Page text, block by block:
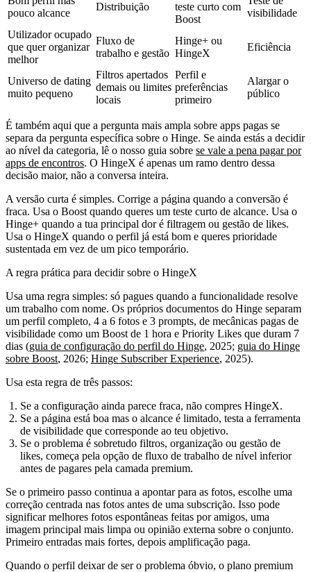
pouco alcance
Distribuição
teste curto com
Boost
visibilidade
Utilizador ocupado
que quer organizar
melhor
Fluxo de
trabalho e gestão
Hinge+ ou
HingeX
Eficiência
Universo de dating
muito pequeno
Filtros apertados
demais ou limites
locais
Perfil e
preferências
primeiro
Alargar o
público
É também aqui que a pergunta mais ampla sobre apps pagas se
separa da pergunta específica sobre o Hinge. Se ainda estás a decidir
ao nível da categoria, lê o nosso guia sobre se vale a pena pagar por
apps de encontros. O HingeX é apenas um ramo dentro dessa
decisão maior, não a conversa inteira.
A versão curta é simples. Corrige a página quando a conversão é
fraca. Usa o Boost quando queres um teste curto de alcance. Usa o
Hinge+ quando a tua principal dor é filtragem ou gestão de likes.
Usa o HingeX quando o perfil já está bom e queres prioridade
sustentada em vez de um pico temporário.
A regra prática para decidir sobre o HingeX
Usa uma regra simples: só pagues quando a funcionalidade resolve
um trabalho com nome. Os próprios documentos do Hinge separam
um perfil completo, 4 a 6 fotos e 3 prompts, de mecânicas pagas de
visibilidade como um Boost de 1 hora e Priority Likes que duram 7
dias (guia de configuração do perfil do Hinge, 2025; guia do Hinge
sobre Boost, 2026; Hinge Subscriber Experience, 2025).
Usa esta regra de três passos:
Se a configuração ainda parece fraca, não compres HingeX.
Se a página está boa mas o alcance é limitado, testa a ferramenta
de visibilidade que corresponde ao teu objetivo.
Se o problema é sobretudo filtros, organização ou gestão de
likes, começa pela opção de fluxo de trabalho de nível inferior
antes de pagares pela camada premium.
Se o primeiro passo continua a apontar para as fotos, escolhe uma
correção centrada nas fotos antes de uma subscrição. Isso pode
significar melhores fotos espontâneas feitas por amigos, uma
imagem principal mais limpa ou opinião externa sobre o conjunto.
Primeiro entradas mais fortes, depois amplificação paga.
Quando o perfil deixar de ser o problema óbvio, o plano premium